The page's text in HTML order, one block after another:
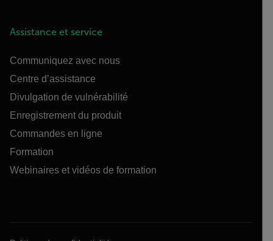
Assistance et service
Communiquez avec nous
Centre d’assistance
Divulgation de vulnérabilité
Enregistrement du produit
Commandes en ligne
Formation
Webinaires et vidéos de formation